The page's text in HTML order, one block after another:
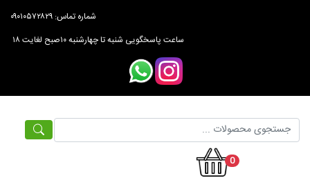
شماره تماس: ۰۹۰۱۰۵۷۲۸۲۹
ساعت پاسخگویی شنبه تا چهارشنبه ۱۰صبح لغایت ۱۸
0